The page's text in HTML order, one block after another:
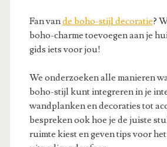
Fan vande boho-stijl decoratie?
boho-charme toevoegen aan je
gids iets voor jou!
We onderzoeken alle manieren
boho-stijl kunt integreren in je
wandplanken en decoraties tot
bespreken ook hoe je de juiste
ruimte kiest en geven tips voor